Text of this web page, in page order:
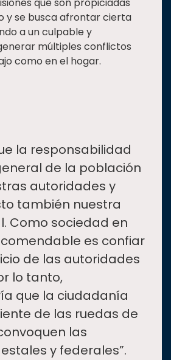
que son propiciadas
y se busca afrontar cierta
a un culpable y
múltiples conflictos
como en el hogar.
la responsabilidad
de la población
autoridades y
también nuestra
Como sociedad en
es confiar
de las autoridades
lo tanto,
que la ciudadanía
de las ruedas de
las
y federales”.